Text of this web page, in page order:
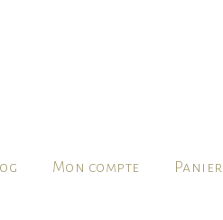
Mon compte Panier